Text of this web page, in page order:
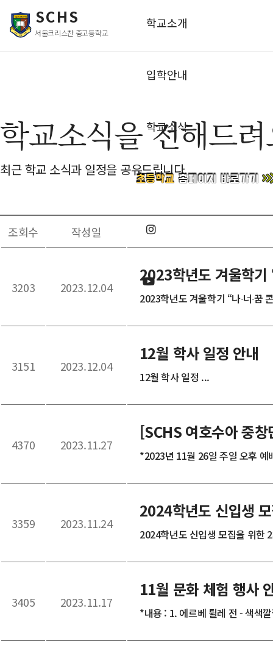
SCHS
서울크리스찬 중고등학교
학교소개
입학안내
학교소식
학교소식을 전해드
최근 학교 소식과 일정을 공유드립니다.
조회수 작성일
3203 2023.12.04
2023학년도 겨울학기
2023학년도 겨울학기 “나∙너∙꿈
3151 2023.12.04
12월 학사 일정 안내
12월 학사 일정 ...
4370 2023.11.27
[SCHS 여호수아 중
*2023년 11월 26일 주일 오후
3359 2023.11.24
2024학년도 신입생
2024학년도 신입생 모집을 위한
3405 2023.11.17
11월 문화 체험 행사
*내용 : 1. 에르베 튈레 전 - 색색